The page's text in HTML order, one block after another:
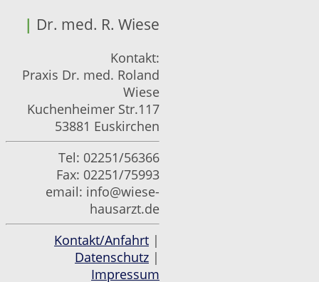
| Dr. med. R. Wiese
Kontakt:
Praxis Dr. med. Roland
Wiese
Kuchenheimer Str.117
53881 Euskirchen
Tel: 02251/56366
Fax: 02251/75993
email: info@wiese-
hausarzt.de
Kontakt/Anfahrt |
Datenschutz |
Impressum